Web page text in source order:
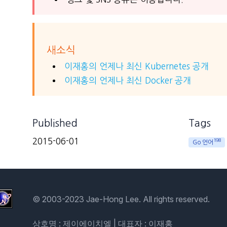
새소식
이재홍의 언제나 최신 Kubernetes 공개
이재홍의 언제나 최신 Docker 공개
Published
2015-06-01
Tags
Go 언어 198
© 2003-2023 Jae-Hong Lee. All rights reserved.
상호명 : 제이에이치엘 | 대표자 : 이재홍